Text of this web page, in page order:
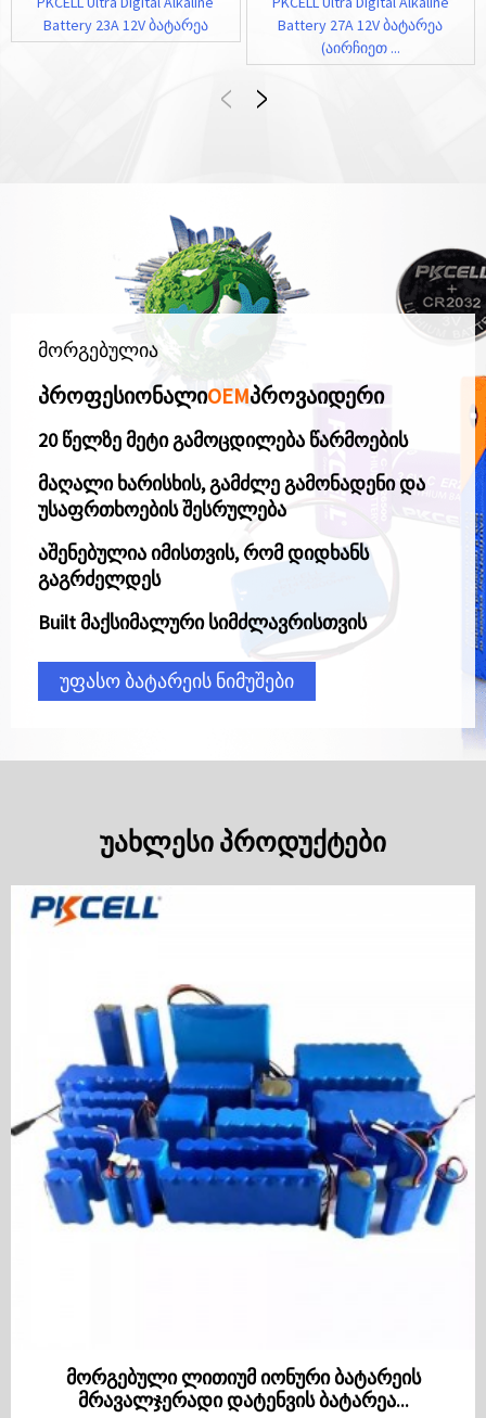
Battery 23A 12V ბატარეა
Battery 27A 12V ბატარეა
(აირჩიეთ ...
მორგებულია
პროფესიონალიOEMპროვაიდერი
20 წელზე მეტი გამოცდილება წარმოების
მაღალი ხარისხის, გამძლე გამონადენი და
უსაფრთხოების შესრულება
აშენებულია იმისთვის, რომ დიდხანს
გაგრძელდეს
Built მაქსიმალური სიმძლავრისთვის
უფასო ბატარეის ნიმუშები
ᲣᲐᲮᲚᲔᲡᲘ ᲞᲠᲝᲓᲣᲥᲢᲔᲑᲘ
მორგებული ლითიუმ იონური ბატარეის
მრავალჯერადი დატენვის ბატარეა...